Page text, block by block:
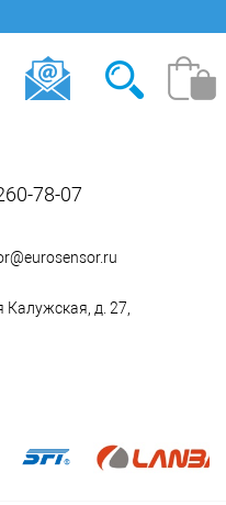
78-07
Калужская, д. 27,